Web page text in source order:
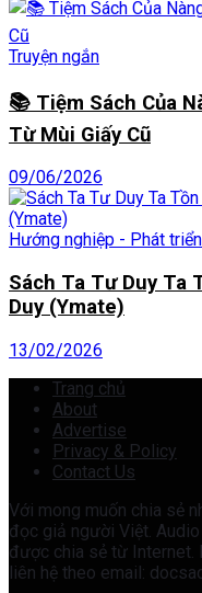
Truyện ngắn
📚 Tiệm Sách Của
Từ Mùi Giấy Cũ
09/06/2026
Hướng nghiệp - Phát
Sách Ta Tư Duy Ta
Duy (Ymate)
13/02/2026
Trang chủ
About
Advertise
Privacy & Policy
Contact Us
Với mong muốn chia sẻ
đọc giả người Việt.
được chia sẻ từ Internet.
liên hệ theo email: